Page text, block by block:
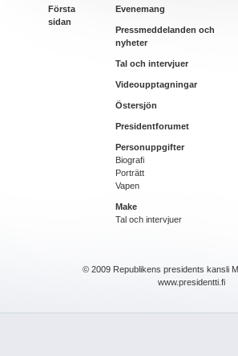
Första
sidan
Evenemang
Pressmeddelanden och
nyheter
Tal och intervjuer
Videoupptagningar
Östersjön
Presidentforumet
Personuppgifter
Biografi
Porträtt
Vapen
Make
Tal och intervjuer
© 2009 Republikens presidents kansli
www.presidentti.fi